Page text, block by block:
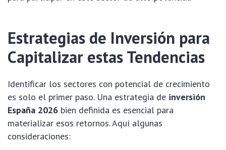
Estrategias de Inversión para
Capitalizar estas Tendencias
Identificar los sectores con potencial de crecimiento
es solo el primer paso. Una estrategia de inversión
España 2026 bien definida es esencial para
materializar esos retornos. Aquí algunas
consideraciones: